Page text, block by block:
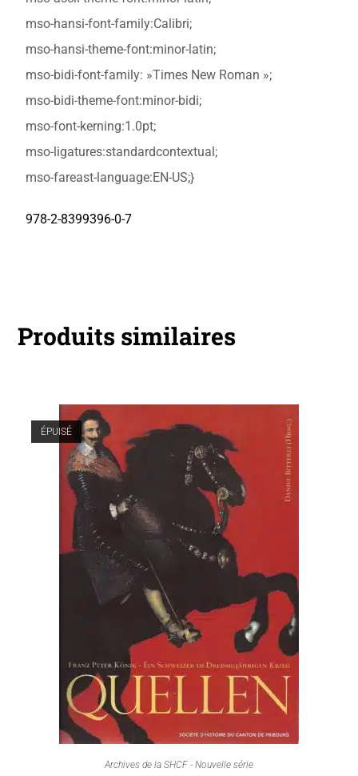
mso-hansi-font-family:Calibri;
mso-hansi-theme-font:minor-latin;
mso-bidi-font-family: »Times New Roman »;
mso-bidi-theme-font:minor-bidi;
mso-font-kerning:1.0pt;
mso-ligatures:standardcontextual;
mso-fareast-language:EN-US;}
978-2-8399396-0-7
Produits similaires
ÉPUISÉ
Archives de la SHCF - Nouvelle série